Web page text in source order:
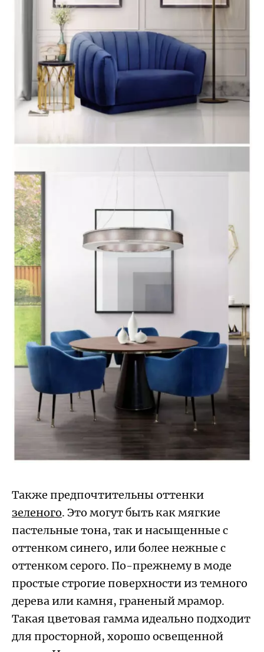
Также предпочтительны оттенки
зеленого. Это могут быть как мягкие
пастельные тона, так и насыщенные с
оттенком синего, или более нежные с
оттенком серого. По-прежнему в моде
простые строгие поверхности из темного
дерева или камня, граненый мрамор.
Такая цветовая гамма идеально подходит
для просторной, хорошо освещенной